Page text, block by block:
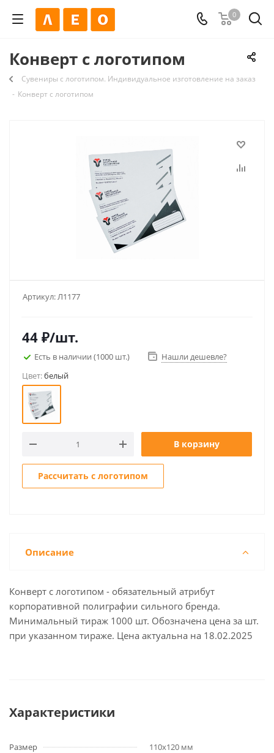
0
Конверт с логотипом
Сувениры с логотипом. Индивидуальное изготовление на заказ
- Конверт с логотипом
Артикул:Л1177
44 ₽/шт.
Есть в наличии (1000 шт.)
Нашли дешевле?
Цвет:белый
В корзину
Рассчитать с логотипом
Описание
Конверт с логотипом - обязательный атрибут
корпоративной полиграфии сильного бренда.
Минимальный тираж 1000 шт. Обозначена цена за шт.
при указанном тираже. Цена актуальна на 18.02.2025
Характеристики
Размер
110х120 мм